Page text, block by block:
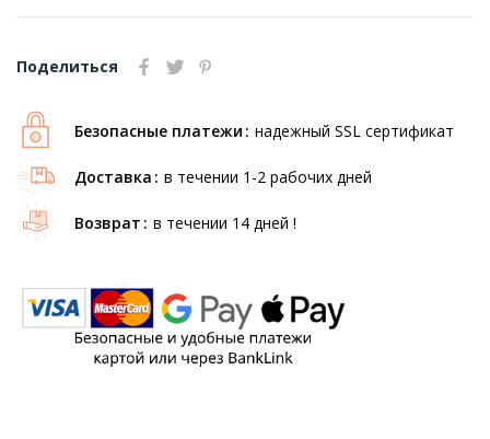
Поделиться
Безопасные платежи надежный SSL сертификат
Доставка в течении 1-2 рабочих дней
Возврат в течении 14 дней !